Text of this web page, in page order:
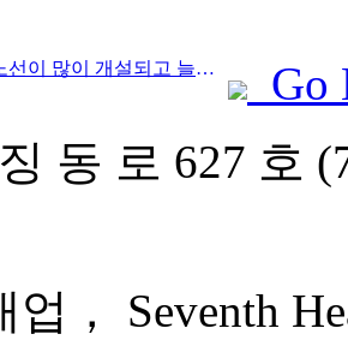
Prev:최근 국제노선이 많이 개설되고 늘어나고 있습니다.
Go
동 로 627 호
업， Seventh